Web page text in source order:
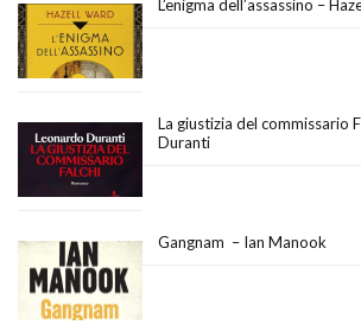
L’enigma dell’assassino –
La giustizia del commissario
Duranti
Gangnam – Ian Manook